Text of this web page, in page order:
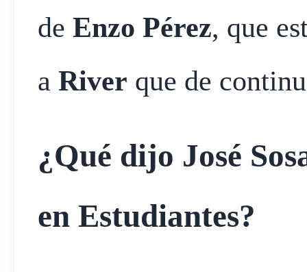
de Enzo Pérez, que
a River que de
¿Qué dijo José
en Estudiantes?